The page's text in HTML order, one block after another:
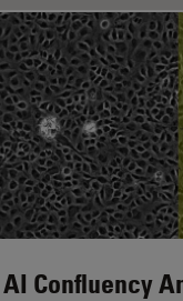
AI Confluency